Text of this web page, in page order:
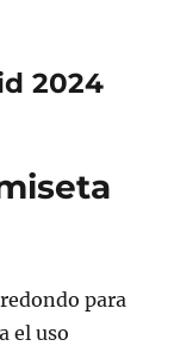
2024
para
el uso